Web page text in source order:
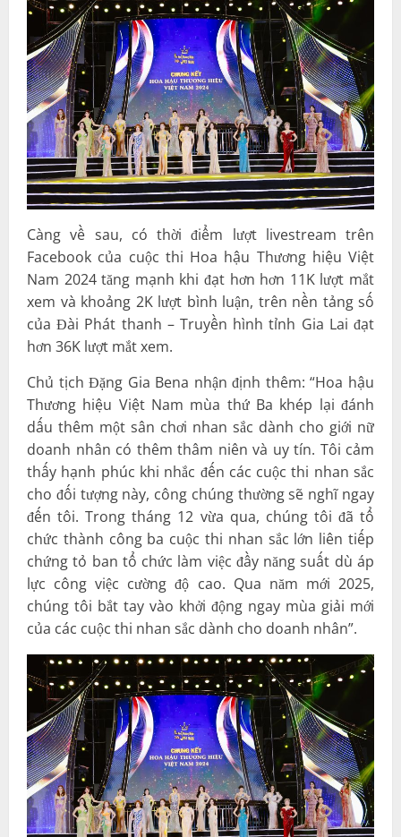
Càng về sau, có thời điểm lượt livestream trên
Facebook của cuộc thi Hoa hậu Thương hiệu Việt
Nam 2024 tăng mạnh khi đạt hơn hơn 11K lượt mắt
xem và khoảng 2K lượt bình luận, trên nền tảng số
của Đài Phát thanh – Truyền hình tỉnh Gia Lai đạt
hơn 36K lượt mắt xem.
Chủ tịch Đặng Gia Bena nhận định thêm: “Hoa hậu
Thương hiệu Việt Nam mùa thứ Ba khép lại đánh
dấu thêm một sân chơi nhan sắc dành cho giới nữ
doanh nhân có thêm thâm niên và uy tín. Tôi cảm
thấy hạnh phúc khi nhắc đến các cuộc thi nhan sắc
cho đối tượng này, công chúng thường sẽ nghĩ ngay
đến tôi. Trong tháng 12 vừa qua, chúng tôi đã tổ
chức thành công ba cuộc thi nhan sắc lớn liên tiếp
chứng tỏ ban tổ chức làm việc đầy năng suất dù áp
lực công việc cường độ cao. Qua năm mới 2025,
chúng tôi bắt tay vào khởi động ngay mùa giải mới
của các cuộc thi nhan sắc dành cho doanh nhân”.